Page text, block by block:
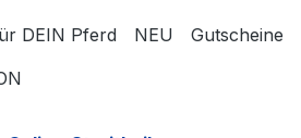
DEIN Pferd NEU Gutscheine